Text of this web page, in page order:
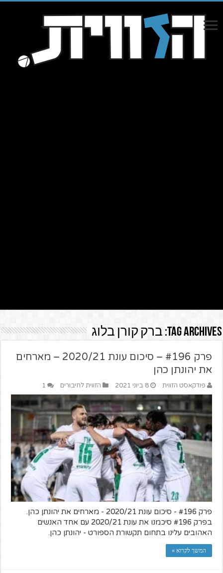
Tag Archives: ברק קורן בלוג
פרק #196 – סיכום עונת 2020/21 – מארחים
את יהונתן כהן
פודקאסט הזווית 8 ביוני 2021 הזווית לחיבורים 1
פרק #196 - סיכום עונת 2020/21 - מארחים את יהונתן כהן.
בפרק #196 סיכמנו את עונת 2020/21 עם אחד האנשים
האהובים עלינו בתחום תקשורת הספורט - יהונתן כהן.
המשך לקרוא »